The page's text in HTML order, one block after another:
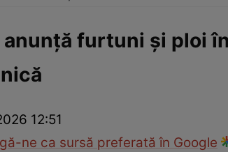
Fapt divers
anunță furtuni și ploi
12:51
ne ca sursă preferată în Google